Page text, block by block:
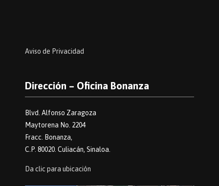
Aviso de Privacidad
Dirección – Oficina Bonanza
Blvd. Alfonso Zaragoza
Maytorena No. 2204
Fracc. Bonanza,
C.P. 80020. Culiacán, Sinaloa.
Da clic para ubicación